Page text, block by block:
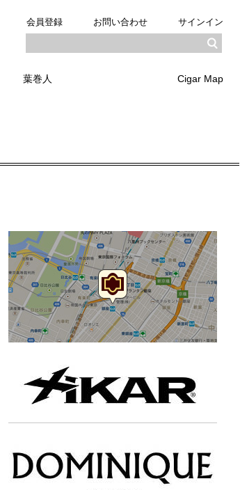
会員登録 お問い合わせ サインイン
葉巻人 Cigar Map